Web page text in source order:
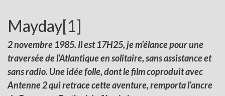
Mayday[1]
2 novembre 1985. Il est 17H25, je m’élance pour une
traversée de l’Atlantique en solitaire, sans assistance et
sans radio. Une idée folle, dont le film coproduit avec
Antenne 2 qui retrace cette aventure, remporta l’ancre